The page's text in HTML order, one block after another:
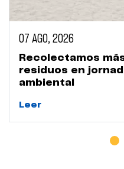
07 AGO, 2026
Recolectamos
residuos en
ambiental
Leer